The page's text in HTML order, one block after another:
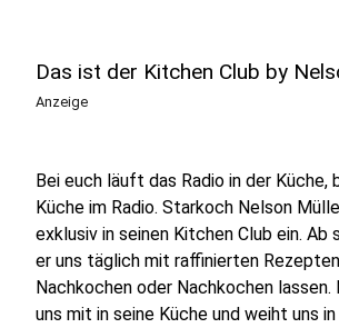
Das ist der Kitchen Club by
Anzeige
Bei euch läuft das Radio in der Küche,
Küche im Radio. Starkoch Nelson
exklusiv in seinen Kitchen Club ein.
er uns täglich mit raffinierten
Nachkochen oder Nachkochen lassen.
uns mit in seine Küche und weiht uns